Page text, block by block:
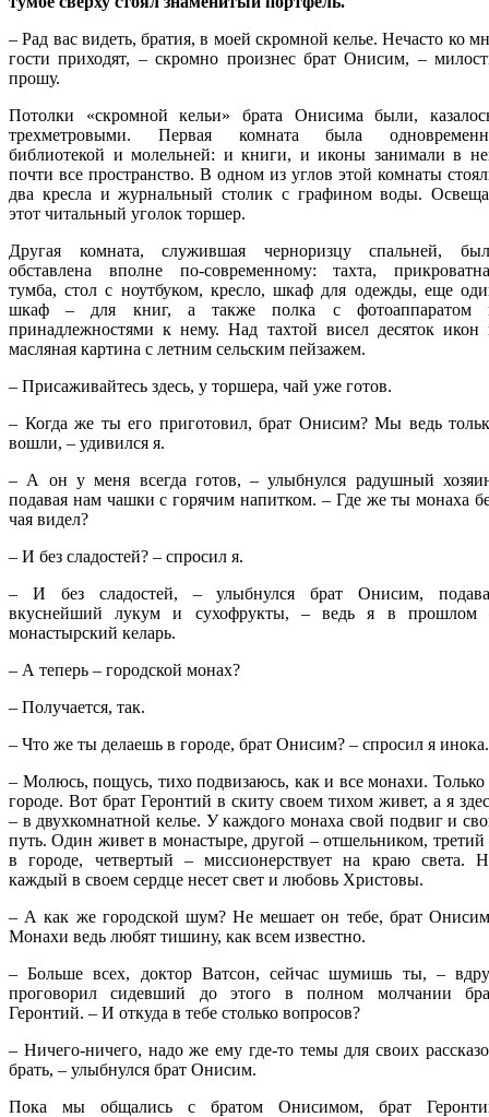
– Рад вас видеть, братия, в моей скромной келье. Нечасто ко
гости приходят, – скромно произнес брат Онисим, –
прошу.
Потолки «скромной кельи» брата Онисима были,
трехметровыми. Первая комната была
библиотекой и молельней: и книги, и иконы занимали в
почти все пространство. В одном из углов этой комнаты
два кресла и журнальный столик с графином воды.
этот читальный уголок торшер.
Другая комната, служившая черноризцу спальней,
обставлена вполне по-современному: тахта,
тумба, стол с ноутбуком, кресло, шкаф для одежды, еще
шкаф – для книг, а также полка с фотоаппаратом
принадлежностями к нему. Над тахтой висел десяток икон
масляная картина с летним сельским пейзажем.
– Присаживайтесь здесь, у торшера, чай уже готов.
– Когда же ты его приготовил, брат Онисим? Мы ведь
вошли, – удивился я.
– А он у меня всегда готов, – улыбнулся радушный
подавая нам чашки с горячим напитком. – Где же ты монаха
чая видел?
– И без сладостей? – спросил я.
– И без сладостей, – улыбнулся брат Онисим,
вкуснейший лукум и сухофрукты, – ведь я в прошлом
монастырский келарь.
– А теперь – городской монах?
– Получается, так.
– Что же ты делаешь в городе, брат Онисим? – спросил я инока.
– Молюсь, пощусь, тихо подвизаюсь, как и все монахи. Только
городе. Вот брат Геронтий в скиту своем тихом живет, а я
– в двухкомнатной келье. У каждого монаха свой подвиг и
путь. Один живет в монастыре, другой – отшельником, третий
в городе, четвертый – миссионерствует на краю света.
каждый в своем сердце несет свет и любовь Христовы.
– А как же городской шум? Не мешает он тебе, брат
Монахи ведь любят тишину, как всем известно.
– Больше всех, доктор Ватсон, сейчас шумишь ты, –
проговорил сидевший до этого в полном молчании
Геронтий. – И откуда в тебе столько вопросов?
– Ничего-ничего, надо же ему где-то темы для своих
брать, – улыбнулся брат Онисим.
Пока мы общались с братом Онисимом, брат